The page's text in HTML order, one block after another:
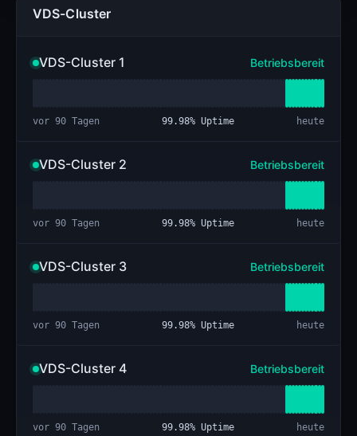
VDS-Cluster
VDS-Cluster 1 Betriebsbereit
vor 90 Tagen 99.98% Uptime heute
VDS-Cluster 2 Betriebsbereit
vor 90 Tagen 99.98% Uptime heute
VDS-Cluster 3 Betriebsbereit
vor 90 Tagen 99.98% Uptime heute
VDS-Cluster 4 Betriebsbereit
vor 90 Tagen 99.98% Uptime heute